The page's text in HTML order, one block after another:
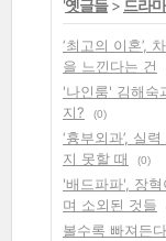
'옛글들> 드라
‘최고의 이혼’,
을 느낀다는 건
'나인룸' 김해숙
지?
(0)
‘흉부외과’, 실
지 못할 때
(0)
'배드파파', 장
며 소외된 것들
볼수록 빠져든